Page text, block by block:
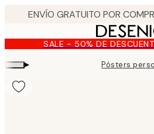
content.SALE - 50% DE
▸ Pósters